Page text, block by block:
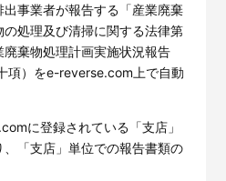
事業者が報告する「産業廃棄
処理及び清掃に関する法律第
棄物処理計画実施状況報告
項）をe-reverse.com上で自動
に登録されている「支店」
「支店」単位での報告書類の